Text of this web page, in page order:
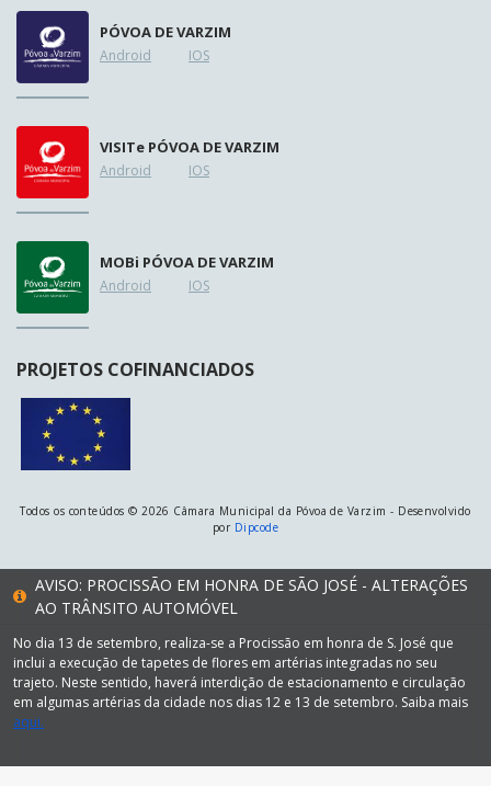
PÓVOA DE VARZIM
Android IOS
VISITe PÓVOA DE VARZIM
Android IOS
MOBi PÓVOA DE VARZIM
Android IOS
PROJETOS COFINANCIADOS
Todos os conteúdos © 2026 Câmara Municipal da Póvoa de Varzim - Desenvolvido
por Dipcode
AVISO: PROCISSÃO EM HONRA DE SÃO JOSÉ - ALTERAÇÕES
AO TRÂNSITO AUTOMÓVEL
No dia 13 de setembro, realiza-se a Procissão em honra de S. José que
inclui a execução de tapetes de flores em artérias integradas no seu
trajeto. Neste sentido, haverá interdição de estacionamento e circulação
em algumas artérias da cidade nos dias 12 e 13 de setembro. Saiba mais
aqui.